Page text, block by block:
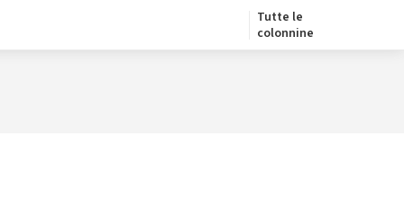
Tutte le
colonnine